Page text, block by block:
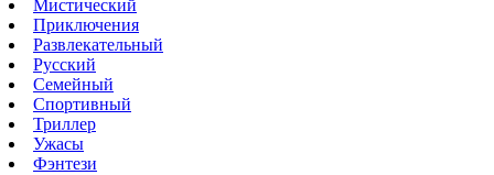
Мистический
Приключения
Развлекательный
Русский
Семейный
Спортивный
Триллер
Ужасы
Фэнтези